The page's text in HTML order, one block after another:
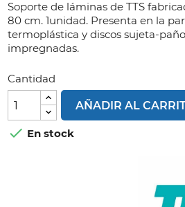
Soporte de láminas de TTS
80 cm. 1unidad. Presenta en la
termoplástica y discos sujeta-
impregnadas.
Cantidad
AÑADIR AL
 En stock